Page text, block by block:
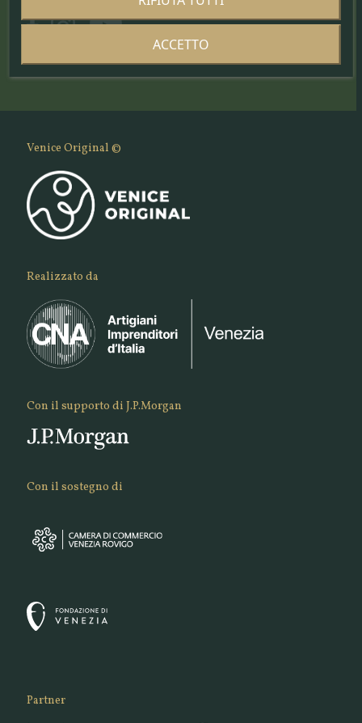
Venice Original ©
Realizzato da
Con il supporto di J.P.Morgan
Con il sostegno di
Partner
ACCETTO